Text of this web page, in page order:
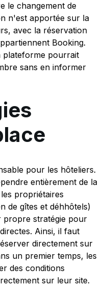
le changement de
n'est apportée sur la
avec la réservation
Booking.
plateforme pourrait
sans en informer
pour les hôteliers.
entièrement de la
propriétaires
de gîtes et déhhôtels)
propre stratégie pour
Ainsi, il faut
directement sur
un premier temps, les
des conditions
sur leur site.